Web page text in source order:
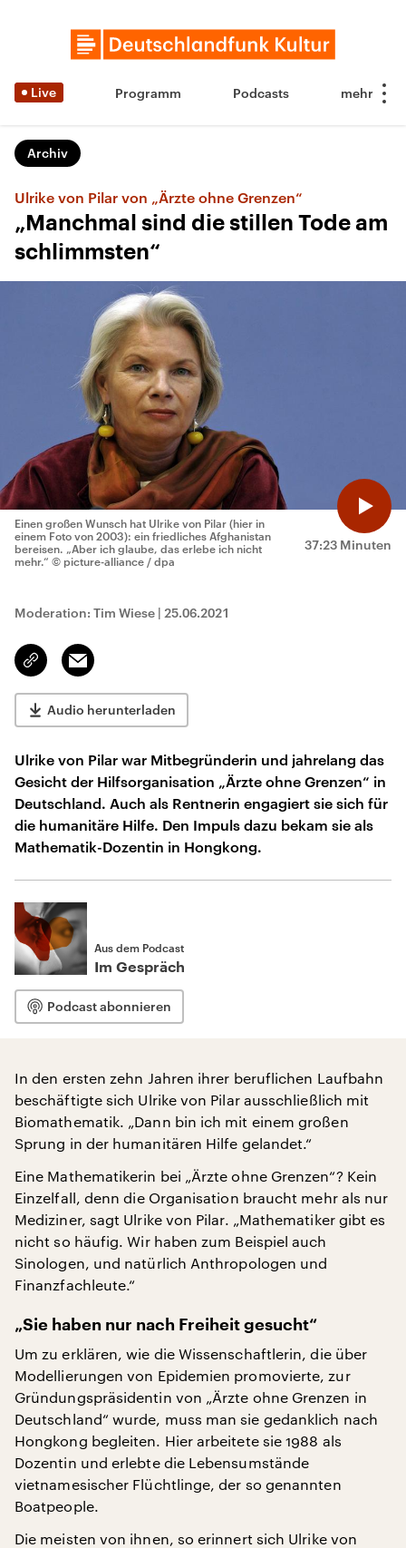
Live Programm Podcasts
Archiv
Ulrike von Pilar von „Ärzte ohne Grenzen“
„Manchmal sind die stillen Tode am
schlimmsten“
37:23 Minuten
Einen großen Wunsch hat Ulrike von Pilar (hier in
einem Foto von 2003): ein friedliches Afghanistan
bereisen. „Aber ich glaube, das erlebe ich nicht
mehr.“ © picture-alliance / dpa
Moderation: Tim Wiese | 25.06.2021
Link
kopieren/teilen
Email
Audio herunterladen
Ulrike von Pilar war Mitbegründerin und jahrelang das
Gesicht der Hilfsorganisation „Ärzte ohne Grenzen“ in
Deutschland. Auch als Rentnerin engagiert sie sich für
die humanitäre Hilfe. Den Impuls dazu bekam sie als
Mathematik-Dozentin in Hongkong.
Aus dem Podcast
Im Gespräch
Podcast abonnieren
In den ersten zehn Jahren ihrer beruflichen Laufbahn
beschäftigte sich Ulrike von Pilar ausschließlich mit
Biomathematik. „Dann bin ich mit einem großen
Sprung in der humanitären Hilfe gelandet.“
Eine Mathematikerin bei „Ärzte ohne Grenzen“? Kein
Einzelfall, denn die Organisation braucht mehr als nur
Mediziner, sagt Ulrike von Pilar. „Mathematiker gibt es
nicht so häufig. Wir haben zum Beispiel auch
Sinologen, und natürlich Anthropologen und
Finanzfachleute.“
„Sie haben nur nach Freiheit gesucht“
Um zu erklären, wie die Wissenschaftlerin, die über
Modellierungen von Epidemien promovierte, zur
Gründungspräsidentin von „Ärzte ohne Grenzen in
Deutschland“ wurde, muss man sie gedanklich nach
Hongkong begleiten. Hier arbeitete sie 1988 als
Dozentin und erlebte die Lebensumstände
vietnamesischer Flüchtlinge, der so genannten
Boatpeople.
Die meisten von ihnen, so erinnert sich Ulrike von